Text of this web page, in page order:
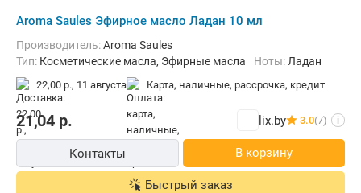
Aroma Saules Эфирное масло Ладан 10 мл
Производитель:Aroma Saules
Тип: Косметические масла, Эфирные масла Ноты: Ладан
22,00 р., 11 августа карта, наличные, рассрочка, кредит
21,04 р. lix.by 3.0(7) i
Контакты В корзину
Быстрый заказ